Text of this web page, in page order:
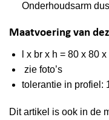
Onderhoudsarm
Maatvoering van
l x br x h = 80 x 80
zie foto’s
tolerantie in profiel:
Dit artikel is ook in de